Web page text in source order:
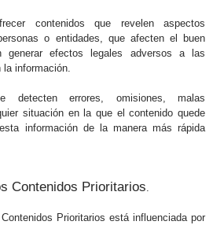
contenidos que revelen aspectos
o entidades, que afecten el buen
generar efectos legales adversos a las
información.
errores, omisiones, malas
situación en la que el contenido quede
información de la manera más rápida
Contenidos Prioritarios
Prioritarios está influenciada por